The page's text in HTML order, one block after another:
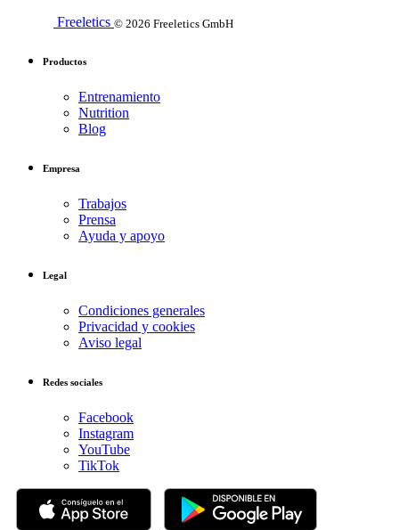
Freeletics © 2026 Freeletics GmbH
Productos
Entrenamiento
Nutrition
Blog
Empresa
Trabajos
Prensa
Ayuda y apoyo
Legal
Condiciones generales
Privacidad y cookies
Aviso legal
Redes sociales
Facebook
Instagram
YouTube
TikTok